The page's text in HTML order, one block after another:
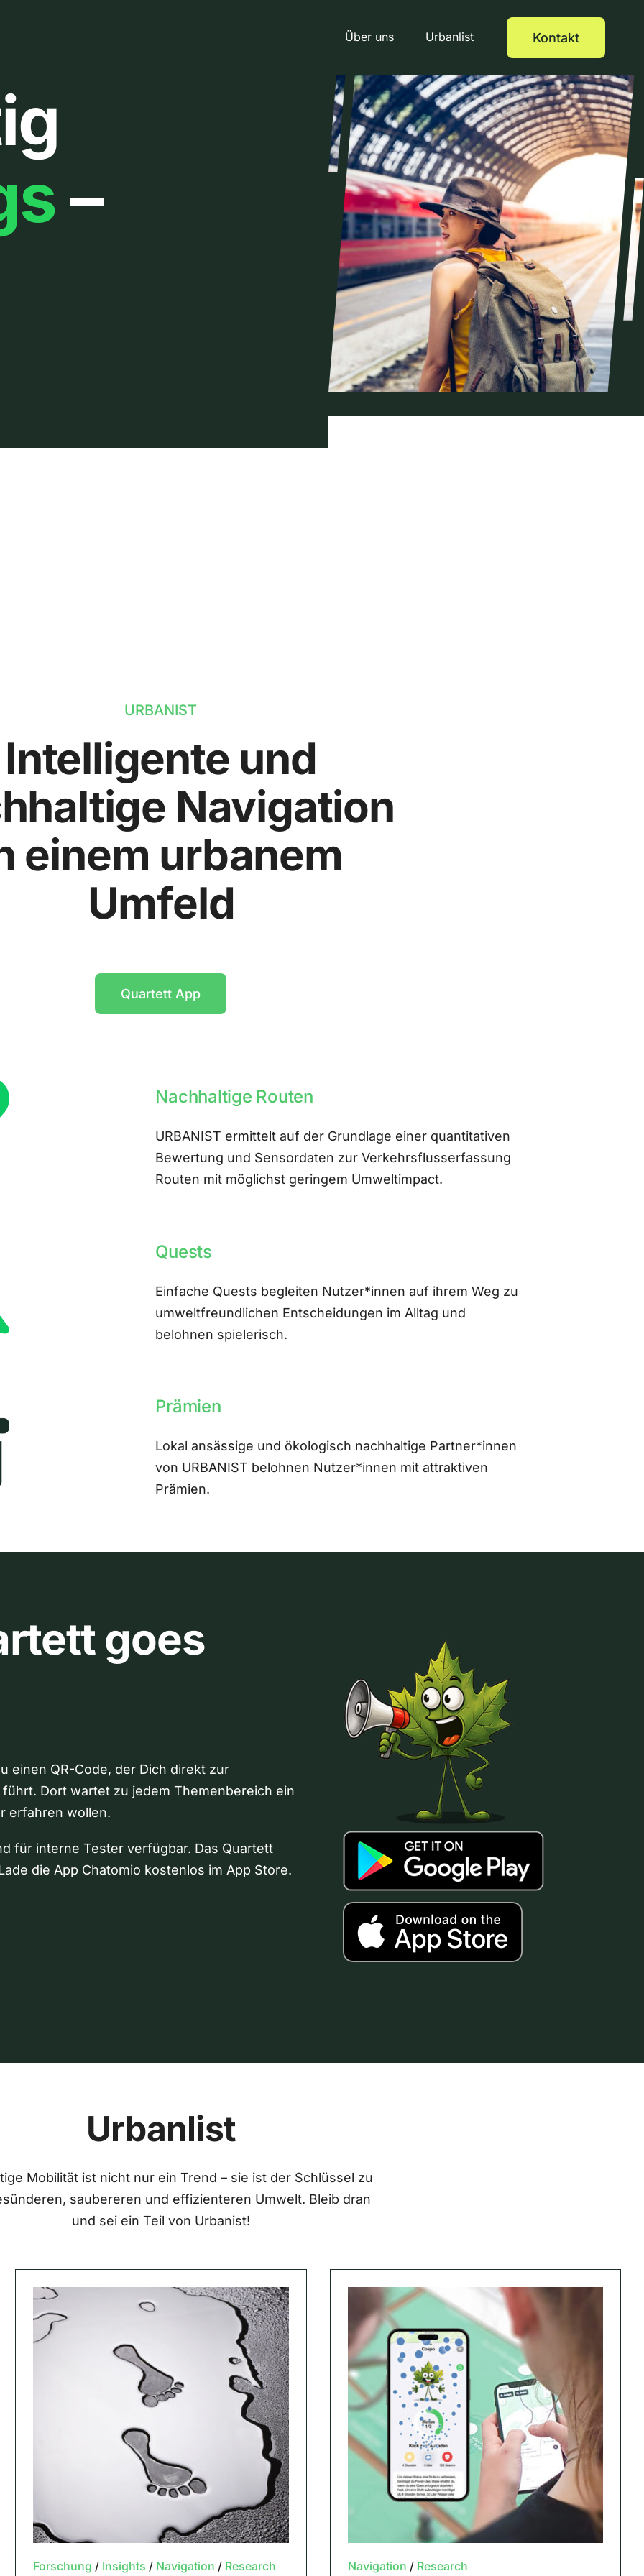
Über uns Urbanlist Kontakt
–
URBANIST
Intelligente und
Navigation
einem urbanem
Umfeld
Quartett App
Nachhaltige Routen
URBANIST ermittelt auf der Grundlage einer quantitativen
Bewertung und Sensordaten zur Verkehrsflusserfassung
Routen mit möglichst geringem Umweltimpact.
Quests
Einfache Quests begleiten Nutzer*innen auf ihrem Weg zu
umweltfreundlichen Entscheidungen im Alltag und
belohnen spielerisch.
Prämien
Lokal ansässige und ökologisch nachhaltige Partner*innen
von URBANIST belohnen Nutzer*innen mit attraktiven
Prämien.
goes
einen QR-Code, der Dich direkt zur
Dort wartet zu jedem Themenbereich ein
erfahren wollen.
für interne Tester verfügbar. Das Quartett
die App Chatomio kostenlos im App Store.
Urbanlist
Mobilität ist nicht nur ein Trend – sie ist der Schlüssel zu
saubereren und effizienteren Umwelt. Bleib dran
und sei ein Teil von Urbanist!
Forschung / Insights / Navigation / Research Navigation / Research